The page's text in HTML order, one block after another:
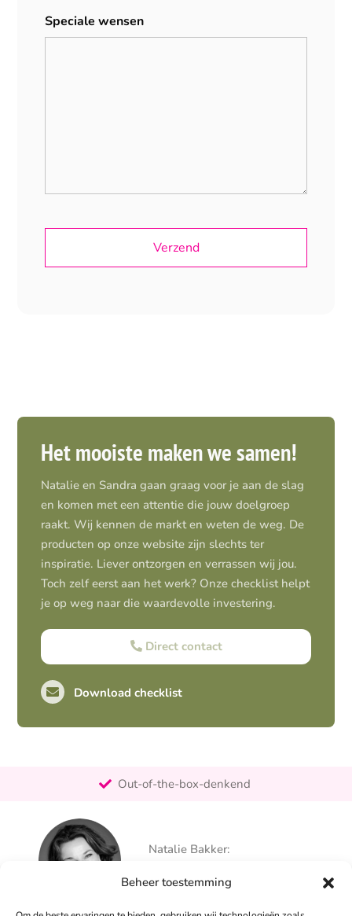
Beheer toestemming
Speciale wensen
Het mooiste maken we samen!
Natalie en Sandra gaan graag voor je aan de slag
en komen met een attentie die jouw doelgroep
raakt. Wij kennen de markt en weten de weg. De
producten op onze website zijn slechts ter
inspiratie. Liever ontzorgen en verrassen wij jou.
Toch zelf eerst aan het werk? Onze checklist helpt
je op weg naar die waardevolle investering.
Direct contact
Download checklist
Out-of-the-box-denkend
Persoonlijk
Natalie Bakker:
info@alertpromotie.nl